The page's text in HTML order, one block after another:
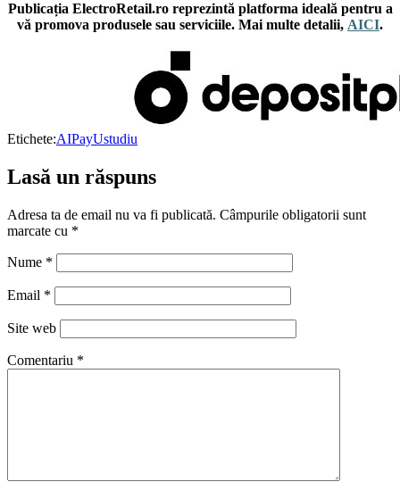
Publicația ElectroRetail.ro reprezintă platforma ideală pentru a
vă promova produsele sau serviciile. Mai multe detalii, AICI.
Etichete:AIPayUstudiu
Lasă un răspuns
Adresa ta de email nu va fi publicată. Câmpurile obligatorii sunt
marcate cu *
Nume *
Email *
Site web
Comentariu *